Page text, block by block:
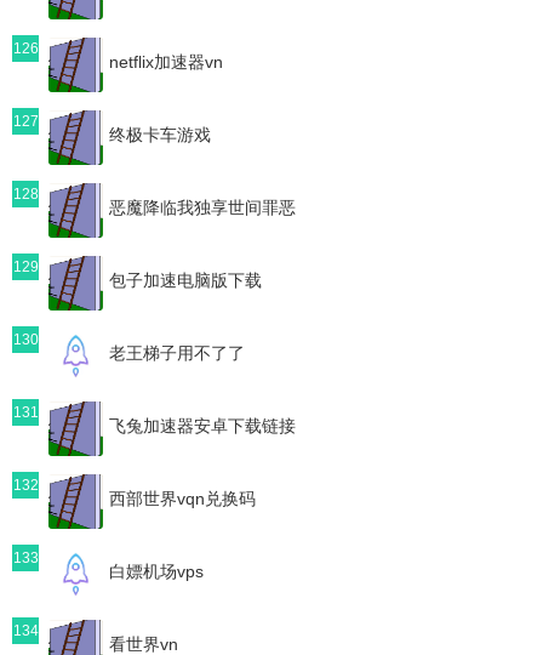
126
netflix加速器vn
127
终极卡车游戏
128
恶魔降临我独享世间罪恶
129
包子加速电脑版下载
130
老王梯子用不了了
131
飞兔加速器安卓下载链接
132
西部世界vqn兑换码
133
白嫖机场vps
134
看世界vn